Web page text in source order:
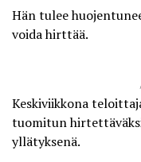
Hän tulee
voida hirttää.
Keskiviikkona
tuomitun
yllätyksenä.